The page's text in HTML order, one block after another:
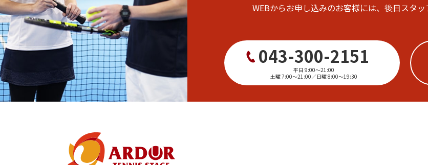
WEBからお申し込みのお客様には、後日スタッ
043-300-2151
平日 9:00～21:00
土曜 7:00～21:00／日曜 8:00～19:30